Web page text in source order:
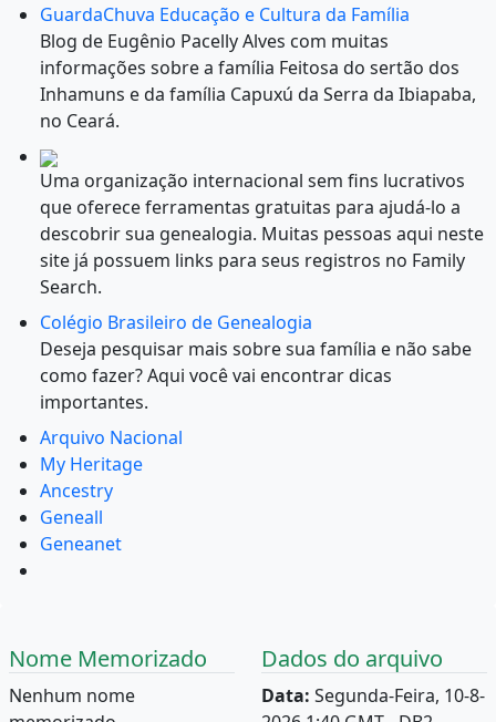
GuardaChuva Educação e Cultura da Família
Blog de Eugênio Pacelly Alves com muitas
informações sobre a família Feitosa do sertão dos
Inhamuns e da família Capuxú da Serra da Ibiapaba,
no Ceará.
Uma organização internacional sem fins lucrativos
que oferece ferramentas gratuitas para ajudá-lo a
descobrir sua genealogia. Muitas pessoas aqui neste
site já possuem links para seus registros no Family
Search.
Colégio Brasileiro de Genealogia
Deseja pesquisar mais sobre sua família e não sabe
como fazer? Aqui você vai encontrar dicas
importantes.
Arquivo Nacional
My Heritage
Ancestry
Geneall
Geneanet
Nome Memorizado
Nenhum nome
Dados do arquivo
Data: Segunda-Feira, 10-8-